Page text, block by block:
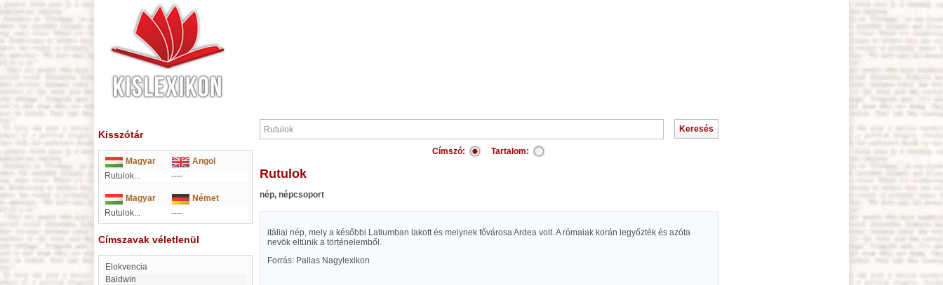
Kisszótár
Magyar
Angol
Rutulok...
----
Magyar
Német
Rutulok...
----
Címszavak véletlenül
elokvencia
Baldwin
Címszó: Tartalom:
Rutulok
nép, népcsoport
itáliai nép, mely a későbbi Latiumban lakott és melynek fővárosa Ardea volt. A rómaiak korán legyőzték és azóta
nevök eltünik a történelemből.
Forrás: Pallas Nagylexikon